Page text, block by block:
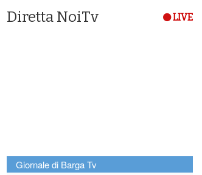
Diretta NoiTv LIVE
Giornale di Barga Tv